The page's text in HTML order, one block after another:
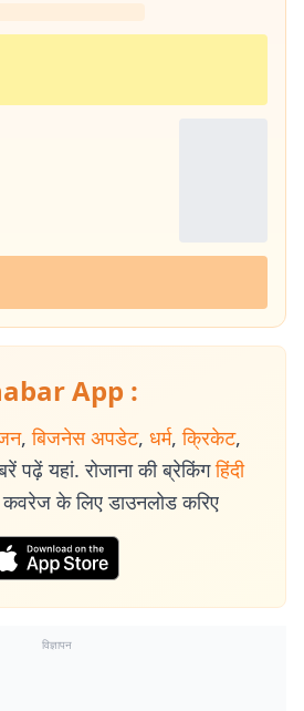
App :
, बिजनेस अपडेट, धर्म, क्रिकेट,
पढ़ें यहां. रोजाना की ब्रेकिंग हिंदी
के लिए डाउनलोड करिए
विज्ञापन